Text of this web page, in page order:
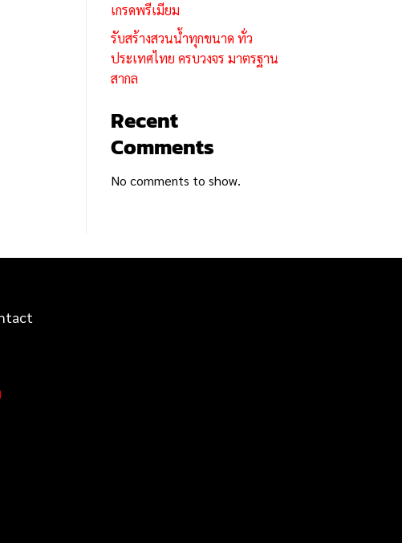
เกรดพรีเมียม
รับสร้างสวนน้ำทุกขนาด ทั่ว
ประเทศไทย ครบวงจร มาตรฐาน
สากล
Recent
Comments
No comments to show.